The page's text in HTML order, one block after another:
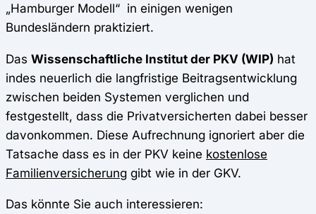
„Hamburger Modell“ in einigen wenigen
Bundesländern praktiziert.
Das Wissenschaftliche Institut der PKV (WIP) hat
indes neuerlich die langfristige Beitragsentwicklung
zwischen beiden Systemen verglichen und
festgestellt, dass die Privatversicherten dabei besser
davonkommen. Diese Aufrechnung ignoriert aber die
Tatsache dass es in der PKV keine kostenlose
Familienversicherung gibt wie in der GKV.
Das könnte Sie auch interessieren: